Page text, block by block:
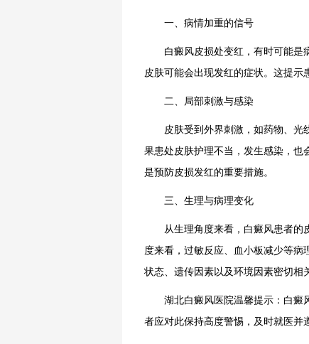
一、病情加重的信号
白癜风皮损处变红，有时可能是病
皮肤可能会出现发红的症状。这提示
二、局部刺激与感染
皮肤受到外界刺激，如药物、光线
果患处皮肤护理不当，发生感染，也
是预防皮损发红的重要措施。
三、生理与病理变化
从生理角度来看，白癜风患者的皮
度来看，过敏反应、血小板减少等
状态、遗传因素以及环境因素密切相
湖北白癜风医院温馨提示：白癜风
者应对此保持高度警惕，及时就医并